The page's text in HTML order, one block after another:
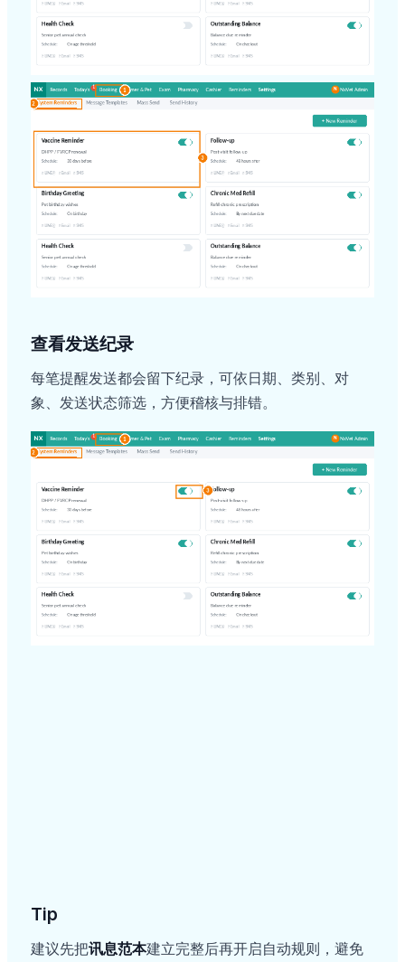
查看发送纪录
每笔提醒发送都会留下纪录，可依日期、类别、对
象、发送状态筛选，方便稽核与排错。
Tip
建议先把讯息范本建立完整后再开启自动规则，避免